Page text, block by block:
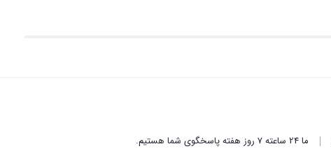
ما 24 ساعته 7 روز هفته پاسخگوی شما هستیم.